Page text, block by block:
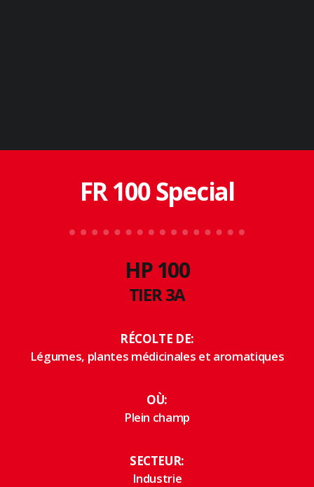
FR 100 Special
HP 100
TIER 3A
RÉCOLTE DE:
Légumes, plantes médicinales et aromatiques
OÙ:
Plein champ
SECTEUR:
Industrie